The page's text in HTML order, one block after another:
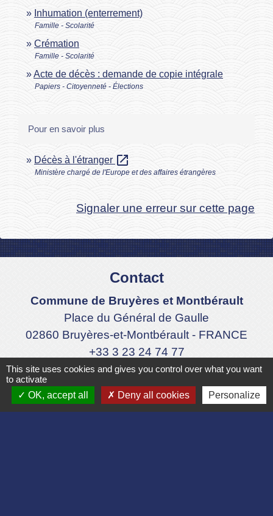
Inhumation (enterrement)
Famille - Scolarité
Crémation
Famille - Scolarité
Acte de décès : demande de copie intégrale
Papiers - Citoyenneté - Élections
Pour en savoir plus
Décès à l'étranger open_in_new
Ministère chargé de l'Europe et des affaires étrangères
Signaler une erreur sur cette page
Contact
Commune de Bruyères et Montbérault
Place du Général de Gaulle
02860 Bruyères-et-Montbérault - FRANCE
+33 3 23 24 74 77
Formulaire de contact
This site uses cookies and gives you control over what you want
to activate
OK, accept all
Deny all cookies Personalize